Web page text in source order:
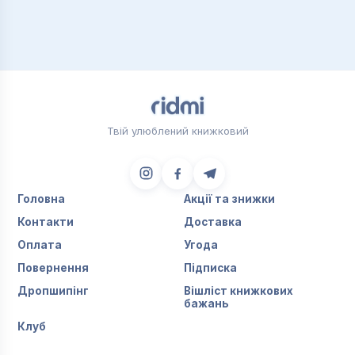
Твій улюблений книжковий
Головна
Акції та знижки
Контакти
Доставка
Оплата
Угода
Повернення
Підписка
Дропшипінг
Вішліст книжкових
бажань
Клуб